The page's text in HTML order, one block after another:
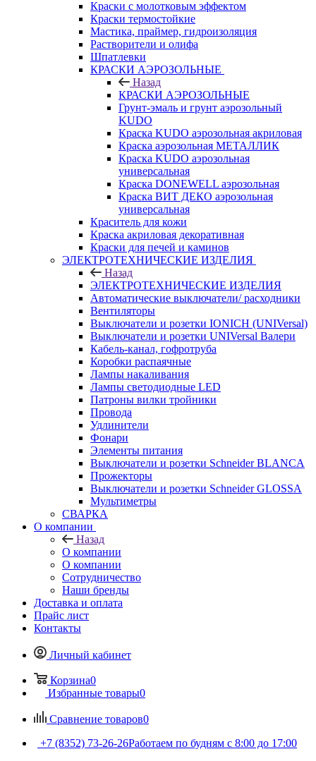
Краски с молотковым эффектом
Краски термостойкие
Мастика, праймер, гидроизоляция
Растворители и олифа
Шпатлевки
КРАСКИ АЭРОЗОЛЬНЫЕ
Назад
КРАСКИ АЭРОЗОЛЬНЫЕ
Грунт-эмаль и грунт аэрозольный
KUDO
Краска KUDO аэрозольная акриловая
Краска аэрозольная МЕТАЛЛИК
Краска KUDO аэрозольная
универсальная
Краска DONEWELL аэрозольная
Краска ВИТ ДЕКО аэрозольная
универсальная
Краситель для кожи
Краска акриловая декоративная
Краски для печей и каминов
ЭЛЕКТРОТЕХНИЧЕСКИЕ ИЗДЕЛИЯ
Назад
ЭЛЕКТРОТЕХНИЧЕСКИЕ ИЗДЕЛИЯ
Автоматические выключатели/ расходники
Вентиляторы
Выключатели и розетки IONICH (UNIVersal)
Выключатели и розетки UNIVersal Валери
Кабель-канал, гофротруба
Коробки распаячные
Лампы накаливания
Лампы светодиодные LED
Патроны вилки тройники
Провода
Удлинители
Фонари
Элементы питания
Выключатели и розетки Schneider BLANCA
Прожекторы
Выключатели и розетки Schneider GLOSSA
Мультиметры
СВАРКА
О компании
Назад
О компании
О компании
Сотрудничество
Наши бренды
Доставка и оплата
Прайс лист
Контакты
Личный кабинет
Корзина0
Избранные товары0
Сравнение товаров0
+7 (8352) 73-26-26Работаем по будням с 8:00 до 17:00